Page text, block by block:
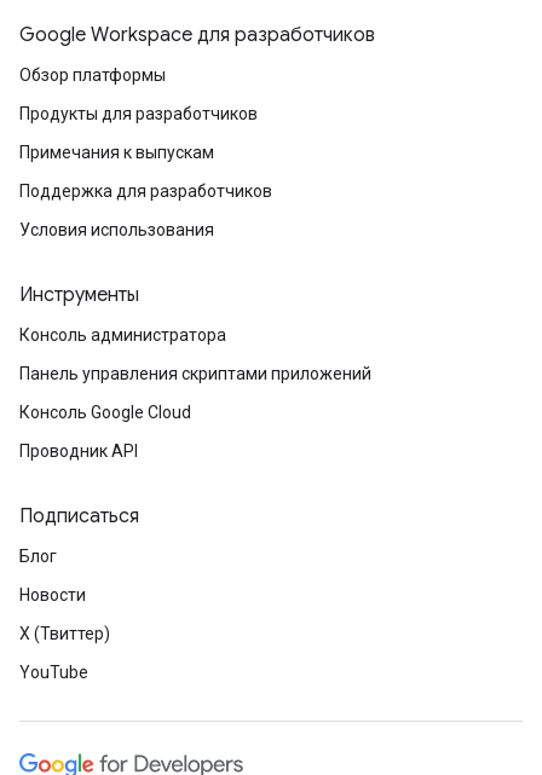
Google Workspace для разработчиков
Обзор платформы
Продукты для разработчиков
Примечания к выпускам
Поддержка для разработчиков
Условия использования
Инструменты
Консоль администратора
Панель управления скриптами приложений
Консоль Google Cloud
Проводник API
Подписаться
Блог
Новости
X (Твиттер)
YouTube